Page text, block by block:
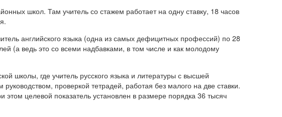
школ. Там учитель со стажем работает на одну ставку, 18 часов
английского языка (одна из самых дефицитных профессий) по 28
(а ведь это со всеми надбавками, в том числе и как молодому
школы, где учитель русского языка и литературы с высшей
проверкой тетрадей, работая без малого на две ставки.
этом целевой показатель установлен в размере порядка 36 тысяч